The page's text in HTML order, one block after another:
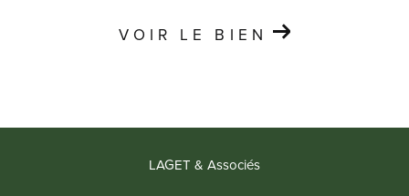
VOIR LE BIEN
LAGET & Associés